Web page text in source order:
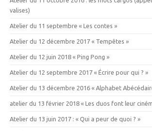
valises)
Atelier du 11 septembre « Les contes »
Atelier du 12 décembre 2017 « Tempêtes »
Atelier du 12 juin 2018 « Ping Pong »
Atelier du 12 septembre 2017 « Écrire pour qui ? »
Atelier du 13 décembre 2016 « Alphabet
atelier du 13 février 2018 « Les duos font leur
Atelier du 13 juin 2017 : « Qui a peur de quoi ? »